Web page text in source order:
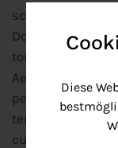
scelerisque
Donec tempus,
tortor posuere
Aenean auctor
pellentesque
tempor a sit
cursus eros
Diese